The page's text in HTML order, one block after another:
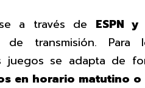
a través de ESPN y
transmisión. Para
se adapta de
en horario matutino o